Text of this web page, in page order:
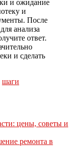
и ожидание
и
После
анализа
ответ.
и сделать
шаги
цены, советы и
ремонта в